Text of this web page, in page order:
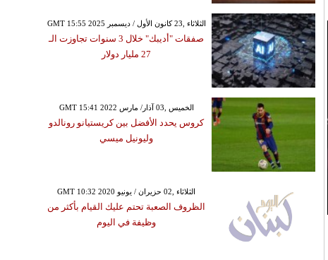
GMT 15:55 2025 الثلاثاء ,23 كانون الأول / ديسمبر
صفقات "أديبك" خلال 3 سنوات تجاوزت الـ
27 مليار دولار
GMT 15:41 2022 الخميس ,03 آذار/ مارس
كروس يحدد الأفضل بين كريستيانو رونالدو
وليونيل ميسي
GMT 10:32 2020 الثلاثاء ,02 حزيران / يونيو
الظروف الصعبة تحتم عليك القيام بأكثر من
وظيفة في اليوم